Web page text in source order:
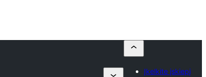
Įkelkite įskiepį